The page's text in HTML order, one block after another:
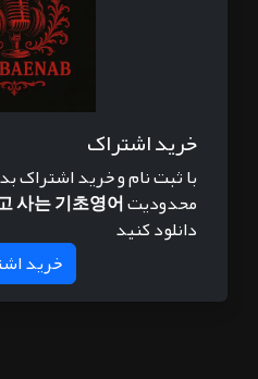
خرید اشتراک
با ثبت نام و خرید اشتراک
محدودیت사는 기초영어
دانلود کنید
خرید